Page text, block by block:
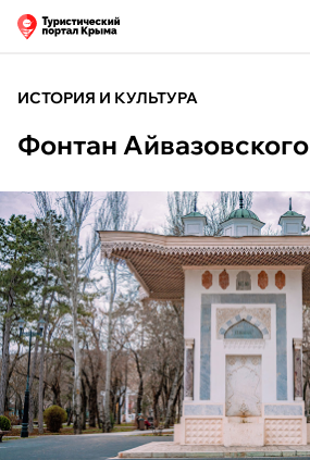
ИСТОРИЯ И КУЛЬТУРА
Фонтан Айвазовского